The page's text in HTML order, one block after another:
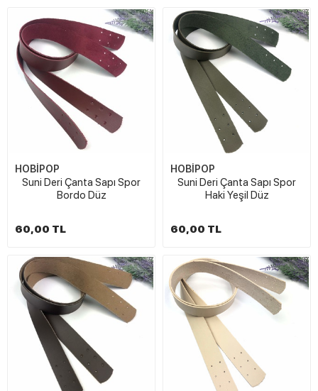
HOBİPOP
Suni Deri Çanta Sapı Spor
Bordo Düz
60,00 TL
HOBİPOP
Suni Deri Çanta Sapı Spor
Haki Yeşil Düz
60,00 TL